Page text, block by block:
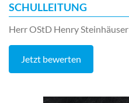
SCHULLEITUNG
Herr OStD Henry Steinhäuser
Jetzt bewerten